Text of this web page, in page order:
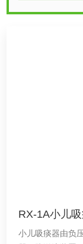
RX-1A小儿
小儿吸痰器由负